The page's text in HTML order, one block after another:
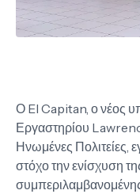
Ο El Capitan, ο νέος
Εργαστηρίου
Ηνωμένες Πολιτείες,
στόχο την ενίσχυση